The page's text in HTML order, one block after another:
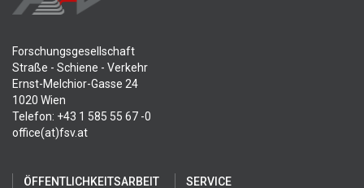
Forschungsgesellschaft
Straße - Schiene - Verkehr
Ernst-Melchior-Gasse 24
1020 Wien
Telefon: +43 1 585 55 67 -0
office(at)fsv.at
ÖFFENTLICHKEITSARBEIT SERVICE